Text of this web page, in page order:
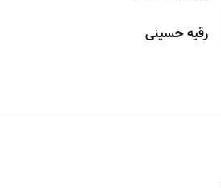
رقیه حسینی